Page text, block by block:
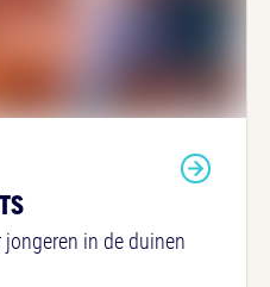
in de duinen